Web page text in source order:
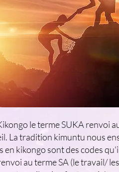
le terme SUKA renvoi
La tradition kimuntu nous
en kikongo sont des codes
au terme SA (le travail/